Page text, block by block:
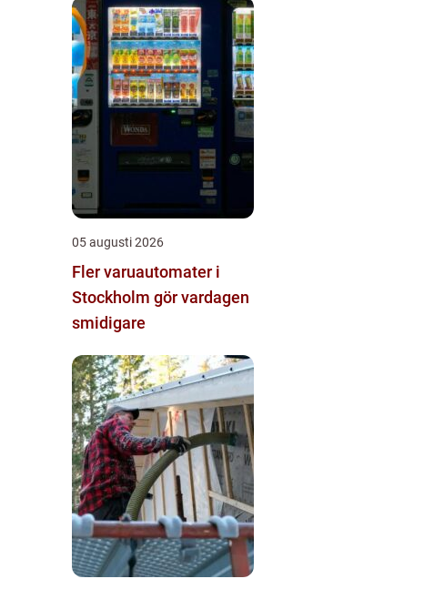
05 augusti 2026
Fler varuautomater i
Stockholm gör vardagen
smidigare